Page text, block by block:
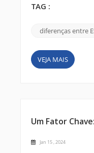
spin eletrônico
TAG :
diferenças entre
VEJA MAIS
Um Fator
Jan 15 , 2024